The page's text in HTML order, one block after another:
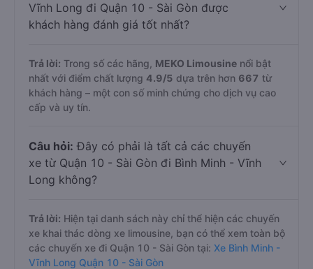
Vĩnh Long đi Quận 10 - Sài Gòn được
khách hàng đánh giá tốt nhất?
Trả lời: Trong số các hãng, MEKO Limousine nổi bật
nhất với điểm chất lượng 4.9/5 dựa trên hơn 667 từ
khách hàng – một con số minh chứng cho dịch vụ cao
cấp và uy tín.
Câu hỏi: Đây có phải là tất cả các chuyến
xe từ Quận 10 - Sài Gòn đi Bình Minh - Vĩnh
Long không?
Trả lời: Hiện tại danh sách này chỉ thể hiện các chuyến
xe khai thác dòng xe limousine, bạn có thể xem toàn bộ
các chuyến xe đi Quận 10 - Sài Gòn tại: Xe Bình Minh -
Vĩnh Long Quận 10 - Sài Gòn